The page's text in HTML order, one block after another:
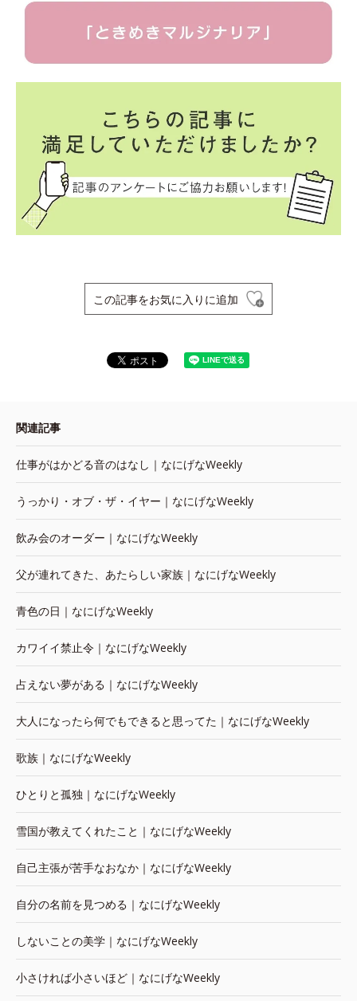
この記事をお気に入りに追加
関連記事
仕事がはかどる音のはなし｜なにげなWeekly
うっかり・オブ・ザ・イヤー｜なにげなWeekly
飲み会のオーダー｜なにげなWeekly
父が連れてきた、あたらしい家族｜なにげなWeekly
青色の日｜なにげなWeekly
カワイイ禁止令｜なにげなWeekly
占えない夢がある｜なにげなWeekly
大人になったら何でもできると思ってた｜なにげなWeekly
歌族｜なにげなWeekly
ひとりと孤独｜なにげなWeekly
雪国が教えてくれたこと｜なにげなWeekly
自己主張が苦手なおなか｜なにげなWeekly
自分の名前を見つめる｜なにげなWeekly
しないことの美学｜なにげなWeekly
小さければ小さいほど｜なにげなWeekly